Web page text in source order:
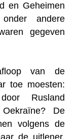
en Geheimen
andere
gegeven
van de
toe moesten:
Rusland
De
volgens de
de uitlener,